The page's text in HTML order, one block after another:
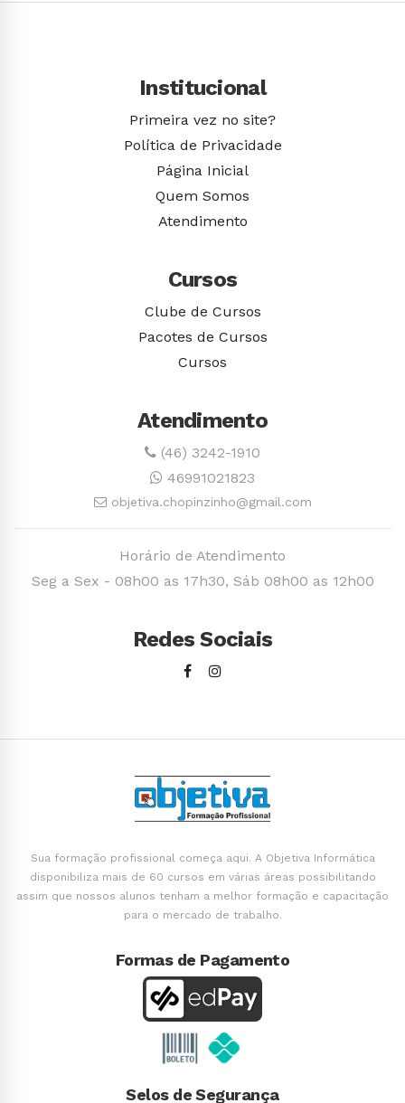
Institucional
Primeira vez no site?
Política de Privacidade
Página Inicial
Quem Somos
Atendimento
Cursos
Clube de Cursos
Pacotes de Cursos
Cursos
Atendimento
(46) 3242-1910
46991021823
objetiva.chopinzinho@gmail.com
Horário de Atendimento
Seg a Sex - 08h00 as 17h30, Sáb 08h00 as 12h00
Redes Sociais
Sua formação profissional começa aqui. A Objetiva Informática
disponibiliza mais de 60 cursos em várias áreas possibilitando
assim que nossos alunos tenham a melhor formação e capacitação
para o mercado de trabalho.
Formas de Pagamento
Selos de Segurança